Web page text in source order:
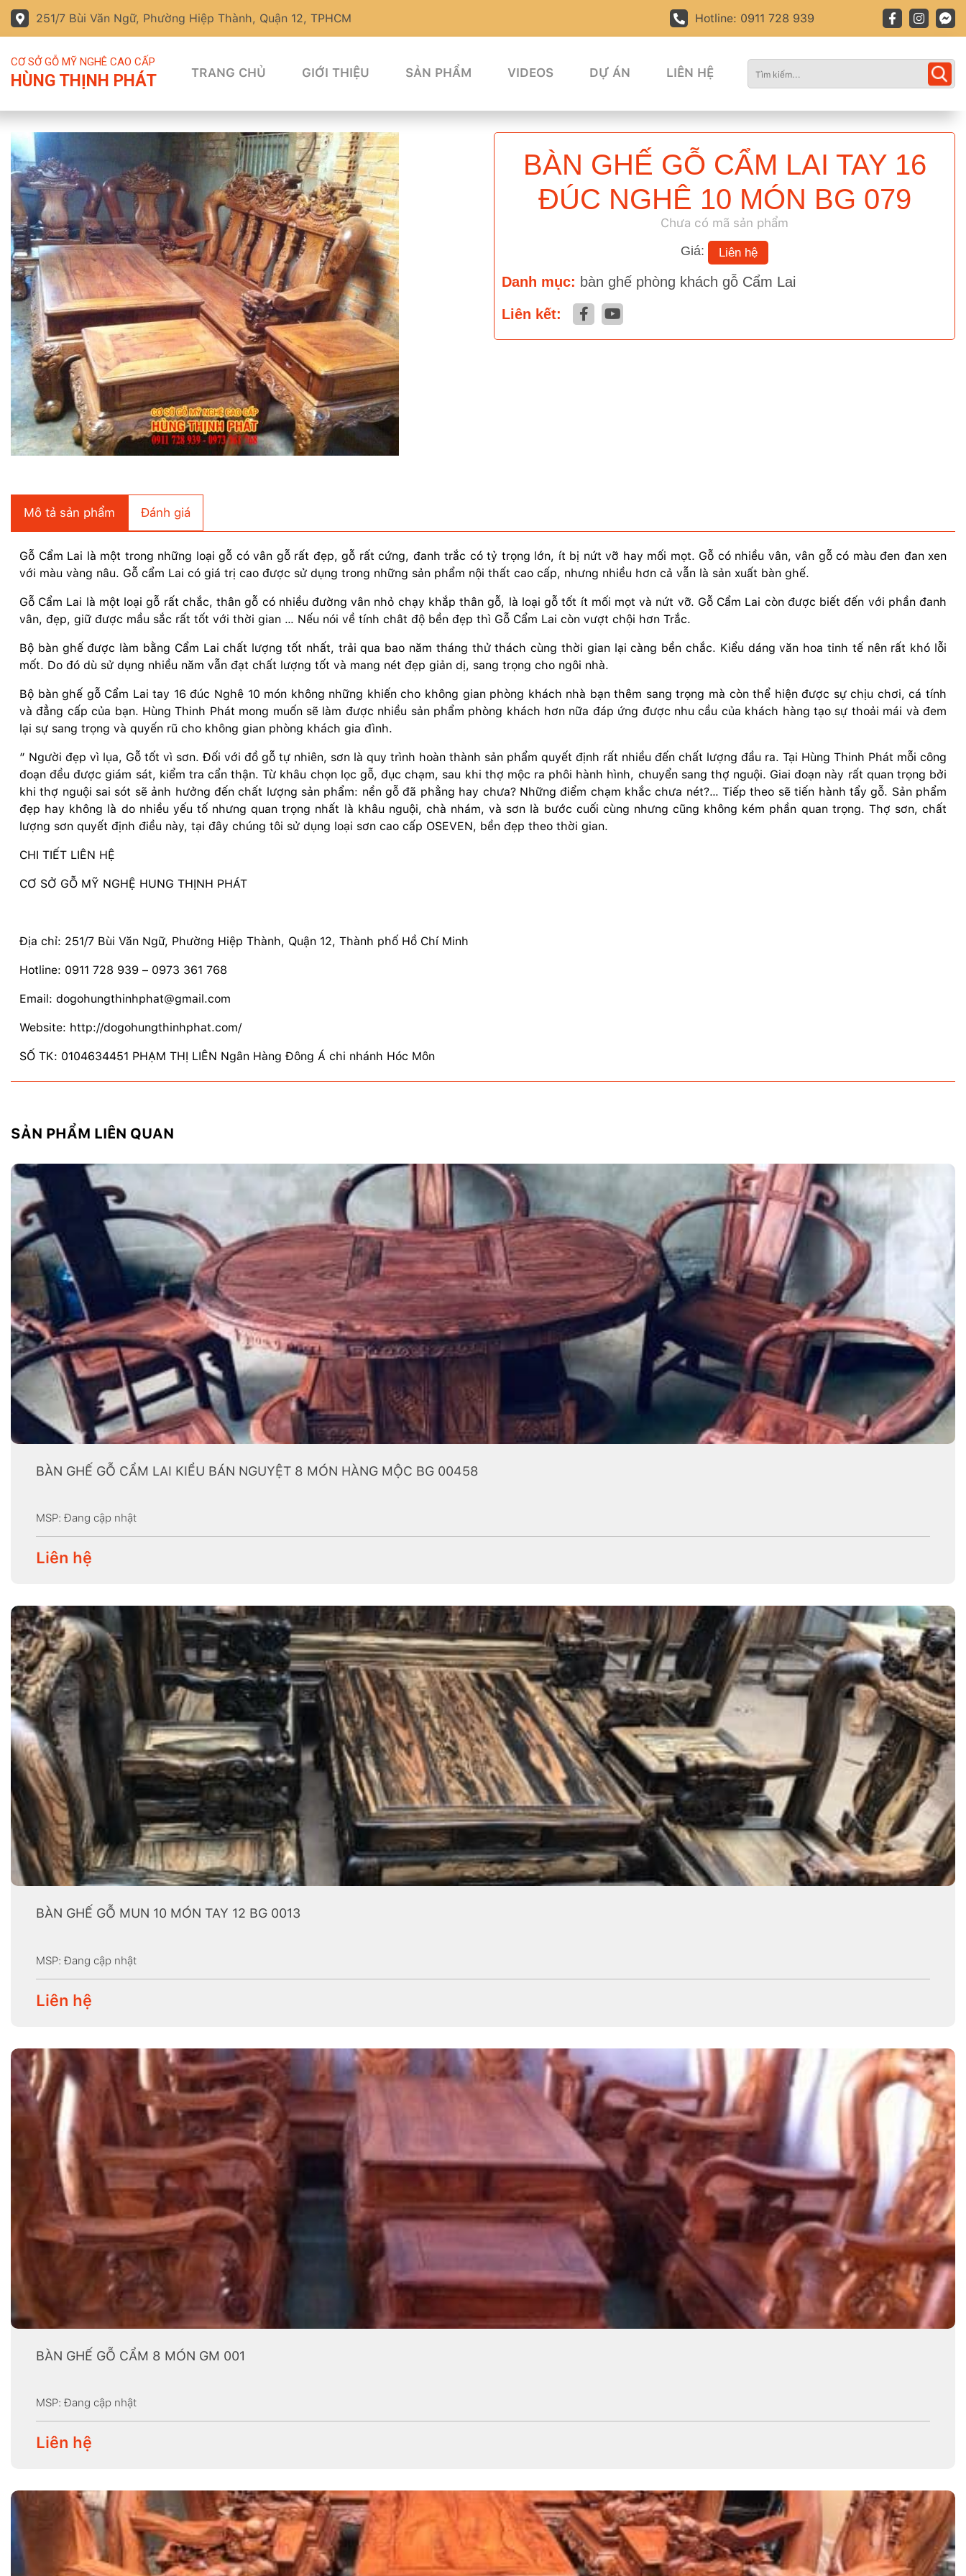
251/7 Bùi Văn Ngữ, Phường Hiệp Thành, Quận 12, TPHCM Hotline: 0911 728 939
CƠ SỞ GỖ MỸ NGHÊ CAO CẤP
HÙNG THỊNH PHÁT TRANG CHỦ GIỚI THIỆU SẢN PHẨM VIDEOS DỰ ÁN LIÊN HỆ
BÀN GHẾ GỖ CẨM LAI TAY 16
ĐÚC NGHÊ 10 MÓN BG 079
Chưa có mã sản phẩm
Giá:
Liên hệ
Danh mục: bàn ghế phòng khách gỗ Cẩm Lai
Liên kết:
Mô tả sản phẩm Đánh giá
Gỗ Cẩm Lai là một trong những loại gỗ có vân gỗ rất đẹp, gỗ rất cứng, đanh trắc có tỷ trọng lớn, ít bị nứt vỡ hay mối mọt. Gỗ có nhiều vân, vân gỗ có màu đen đan xen
với màu vàng nâu. Gỗ cẩm Lai có giá trị cao được sử dụng trong những sản phẩm nội thất cao cấp, nhưng nhiều hơn cả vẫn là sản xuất bàn ghế.
Gỗ Cẩm Lai là một loại gỗ rất chắc, thân gỗ có nhiều đường vân nhỏ chạy khắp thân gỗ, là loại gỗ tốt ít mối mọt và nứt vỡ. Gỗ Cẩm Lai còn được biết đến với phần đanh
vân, đẹp, giữ được mầu sắc rất tốt với thời gian … Nếu nói về tính chât độ bền đẹp thì Gỗ Cẩm Lai còn vượt chội hơn Trắc.
Bộ bàn ghế được làm bằng Cẩm Lai chất lượng tốt nhất, trải qua bao năm tháng thử thách cùng thời gian lại càng bền chắc. Kiểu dáng văn hoa tinh tế nên rất khó lỗi
mốt. Do đó dù sử dụng nhiều năm vẫn đạt chất lượng tốt và mang nét đẹp giản dị, sang trọng cho ngôi nhà.
Bộ bàn ghế gỗ Cẩm Lai tay 16 đúc Nghê 10 món không những khiến cho không gian phòng khách nhà bạn thêm sang trọng mà còn thể hiện được sự chịu chơi, cá tính
và đẳng cấp của bạn. Hùng Thinh Phát mong muốn sẽ làm được nhiều sản phẩm phòng khách hơn nữa đáp ứng được nhu cầu của khách hàng tạo sự thoải mái và đem
lại sự sang trọng và quyến rũ cho không gian phòng khách gia đình.
” Người đẹp vì lụa, Gỗ tốt vì sơn. Đối với đồ gỗ tự nhiên, sơn là quy trình hoàn thành sản phẩm quyết định rất nhiều đến chất lượng đầu ra. Tại Hùng Thinh Phát mỗi công
đoạn đều được giám sát, kiểm tra cẩn thận. Từ khâu chọn lọc gỗ, đục chạm, sau khi thợ mộc ra phôi hành hình, chuyển sang thợ nguội. Giai đoạn này rất quan trọng bởi
khi thợ nguội sai sót sẽ ảnh hưởng đến chất lượng sản phẩm: nền gỗ đã phẳng hay chưa? Những điểm chạm khắc chưa nét?… Tiếp theo sẽ tiến hành tẩy gỗ. Sản phẩm
đẹp hay không là do nhiều yếu tố nhưng quan trọng nhất là khâu nguội, chà nhám, và sơn là bước cuối cùng nhưng cũng không kém phần quan trọng. Thợ sơn, chất
lượng sơn quyết định điều này, tại đây chúng tôi sử dụng loại sơn cao cấp OSEVEN, bền đẹp theo thời gian.
CHI TIẾT LIÊN HỆ
CƠ SỞ GỖ MỸ NGHỆ HUNG THỊNH PHÁT
Địa chỉ: 251/7 Bùi Văn Ngữ, Phường Hiệp Thành, Quận 12, Thành phố Hồ Chí Minh
Hotline: 0911 728 939 – 0973 361 768
Email: dogohungthinhphat@gmail.com
Website: http://dogohungthinhphat.com/
SỐ TK: 0104634451 PHẠM THỊ LIÊN Ngân Hàng Đông Á chi nhánh Hóc Môn
SẢN PHẨM LIÊN QUAN
BÀN GHẾ GỖ CẨM LAI KIỂU BÁN NGUYỆT 8 MÓN HÀNG MỘC BG 00458
MSP: Đang cập nhật
Liên hệ
BÀN GHẾ GỖ MUN 10 MÓN TAY 12 BG 0013
MSP: Đang cập nhật
Liên hệ
BÀN GHẾ GỖ CẨM 8 MÓN GM 001
MSP: Đang cập nhật
Liên hệ